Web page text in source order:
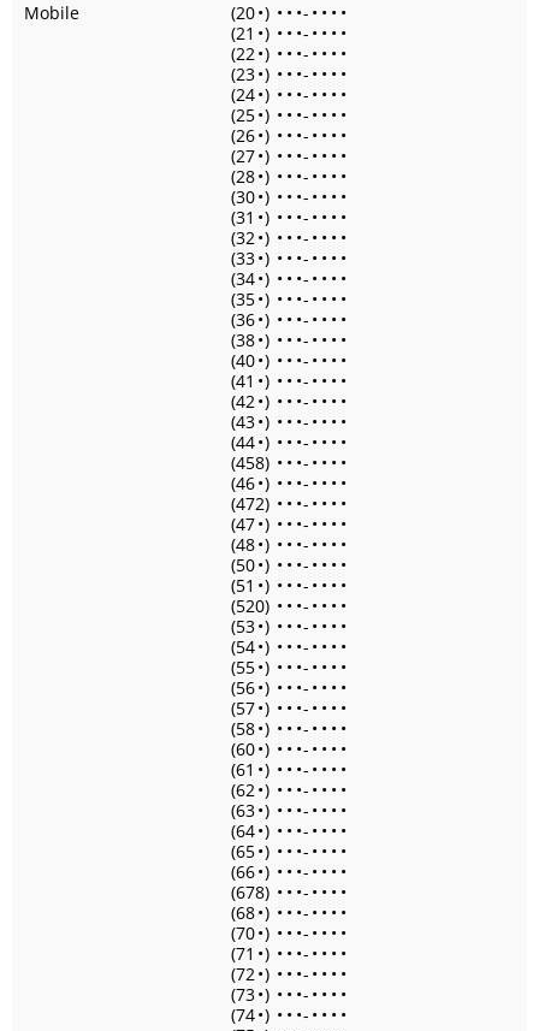
Mobile
(20•) • • •- • • • •
(21 •) • • •- • • • •
(22•) • • •- • • • •
(23•) • • •- • • • •
(24•) • • •- • • • •
(25•) • • •- • • • •
(26•) • • •- • • • •
(27•) • • •- • • • •
(28•) • • •- • • • •
(30•) • • •- • • • •
(31 •) • • •- • • • •
(32•) • • •- • • • •
(33•) • • •- • • • •
(34•) • • •- • • • •
(35•) • • •- • • • •
(36•) • • •- • • • •
(38•) • • •- • • • •
(40•) • • •- • • • •
(41 •) • • •- • • • •
(42•) • • •- • • • •
(43•) • • •- • • • •
(44•) • • •- • • • •
(458) • • •- • • • •
(46•) • • •- • • • •
(472) • • •- • • • •
(47•) • • •- • • • •
(48•) • • •- • • • •
(50•) • • •- • • • •
(51 •) • • •- • • • •
(520) • • •- • • • •
(53•) • • •- • • • •
(54•) • • •- • • • •
(55•) • • •- • • • •
(56•) • • •- • • • •
(57•) • • •- • • • •
(58•) • • •- • • • •
(60•) • • •- • • • •
(61 •) • • •- • • • •
(62•) • • •- • • • •
(63•) • • •- • • • •
(64•) • • •- • • • •
(65•) • • •- • • • •
(66•) • • •- • • • •
(678) • • •- • • • •
(68•) • • •- • • • •
(70•) • • •- • • • •
(71 •) • • •- • • • •
(72•) • • •- • • • •
(73•) • • •- • • • •
(74•) • • •- • • • •